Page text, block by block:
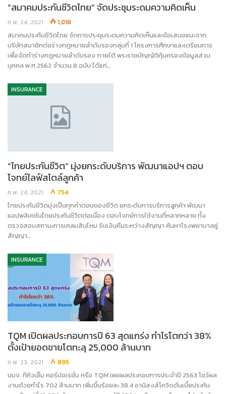
“สมาคมประกันชีวิตไทย” จัดประชุมระดมความคิดเห็น
ก.พ. 24, 2021 1,018
สมาคมประกันชีวิตไทย จัดการประชุมระดมความคิดเห็นและข้อเสนอแนะจาก
บริษัทสมาชิกต่อร่างกฎหมายลำดับรองกลุ่มที่ 1 โครงการศึกษาและเตรียมการ
เพื่อจัดทำร่างกฎหมายลำดับรอง ภายใต้ พระราชบัญญัติคุ้มครองข้อมูลส่วน
บุคคล พ.ศ.2562 จำนวน 8 ฉบับ ได้แก่…
INSURANCE
“ไทยประกันชีวิต” มุ่งยกระดับบริการ พัฒนาแอปฯ ตอบ
โจทย์ไลฟ์สไตล์ลูกค้า
ก.พ. 24, 2021 754
ไทยประกันชีวิตมุ่งเป็นทุกคำตอบของชีวิต ยกระดับการบริการลูกค้า พัฒนา
แอปพลิเคชันไทยประกันชีวิตต่อเนื่อง ตอบโจทย์การใช้งานที่หลากหลาย ทั้ง
ตรวจสอบสถานะการเคลมสินไหม รับเงินคืนระหว่างสัญญา ค้นหาโรงพยาบาลคู่
สัญญา…
INSURANCE
TQM เปิดผลประกอบการปี 63 สุดแกร่ง กำไรโตกว่า 38%
ตั้งเป้ายอดขายโตทะลุ 25,000 ล้านบาท
ก.พ. 23, 2021 895
บมจ. ทีคิวเอ็ม คอร์ปอเรชั่น หรือ TQM เผยผลประกอบการประจำปี 2563 โชว์ผล
งานด้วยกำไร 702 ล้านบาท เพิ่มขึ้นร้อยละ 38.4 อานิสงส์โควิดดันเบี้ยประกัน